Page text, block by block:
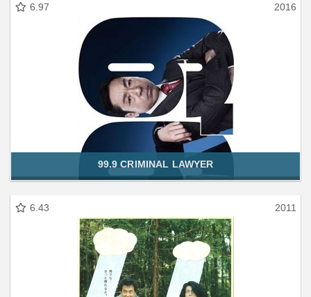
6.97 2016
99.9 CRIMINAL LAWYER
6.43 2011